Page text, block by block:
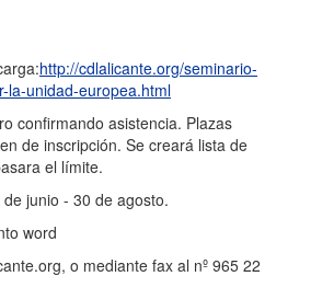
http://cdlalicante.org/seminario-
la-unidad-europea.html
confirmando asistencia. Plazas
de inscripción. Se creará lista de
el límite.
junio - 30 de agosto.
word
o mediante fax al nº 965 22